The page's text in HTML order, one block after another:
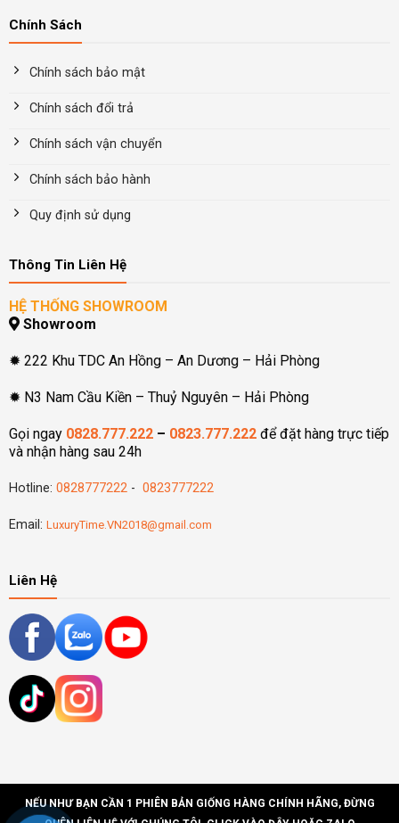
Chính Sách
Chính sách bảo mật
Chính sách đổi trả
Chính sách vận chuyển
Chính sách bảo hành
Quy định sử dụng
Thông Tin Liên Hệ
HỆ THỐNG SHOWROOM
Showroom
✹ 222 Khu TDC An Hồng – An Dương – Hải Phòng
✹ N3 Nam Cầu Kiền – Thuỷ Nguyên – Hải Phòng
Gọi ngay 0828.777.222– 0823.777.222để đặt hàng trực tiếp
và nhận hàng sau 24h
Hotline: 0828777222- 0823777222
Email: LuxuryTime.VN2018@gmail.com
Liên Hệ
NẾU NHƯ BẠN CẦN 1 PHIÊN BẢN GIỐNG HÀNG CHÍNH HÃNG, ĐỪNG